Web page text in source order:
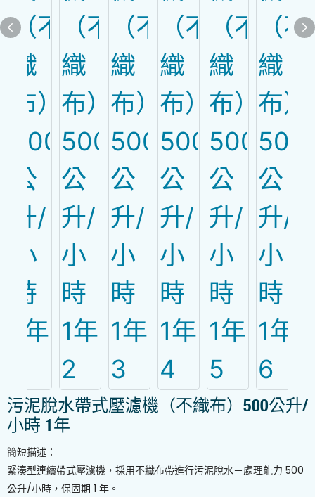
污泥脫水帶式壓濾機（不織布）500公升/
小時 1年
簡短描述：
緊湊型連續帶式壓濾機，採用不織布帶進行污泥脫水－處理能力 500
公升/小時，保固期 1 年。